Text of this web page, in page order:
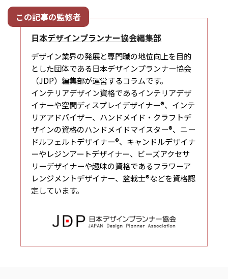
日本デザインプランナー協会編集部
デザイン業界の発展と専門職の地位向上を目的
とした団体である日本デザインプランナー協会
（JDP）編集部が運営するコラムです。
インテリアデザイン資格であるインテリアデザ
イナーや空間ディスプレイデザイナー®、インテ
リアアドバイザー、ハンドメイド・クラフトデ
ザインの資格のハンドメイドマイスター®、ニー
ドルフェルトデザイナー®、キャンドルデザイナ
ーやレジンアートデザイナー、ビーズアクセサ
リーデザイナーや趣味の資格であるフラワーア
レンジメントデザイナー、盆栽士®などを資格認
定しています。